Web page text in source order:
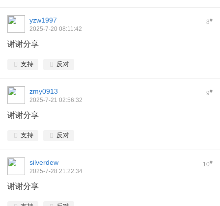
8#
yzw1997
2025-7-20 08:11:42
谢谢分享
支持 反对
9#
zmy0913
2025-7-21 02:56:32
谢谢分享
支持 反对
10#
silverdew
2025-7-28 21:22:34
谢谢分享